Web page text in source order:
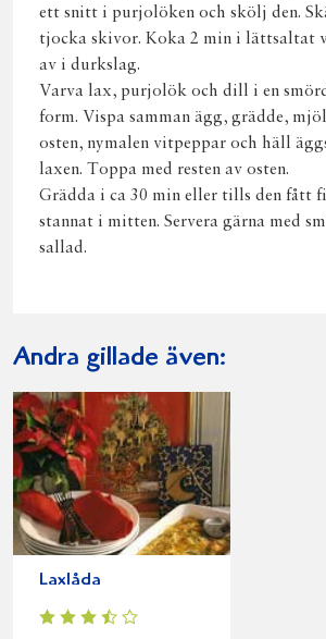
ett snitt i purjolöken och skölj den.
tjocka skivor. Koka 2 min i lättsaltat
av i durkslag.
Varva lax, purjolök och dill i en
form. Vispa samman ägg, grädde,
osten, nymalen vitpeppar och häll
laxen. Toppa med resten av osten.
Grädda i ca 30 min eller tills den fått
stannat i mitten. Servera gärna med
sallad.
Andra gillade även:
Laxlåda